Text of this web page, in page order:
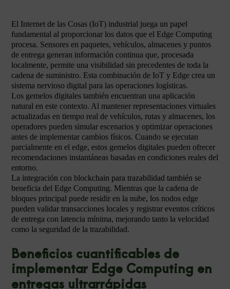
El Internet de las Cosas (IoT) industrial juega un papel
fundamental al proporcionar los datos que el Edge Computing
procesa. Sensores en paquetes, vehículos, almacenes y puntos
de entrega generan información continua que, procesada
localmente, permite una visibilidad sin precedentes de toda la
cadena de suministro. Esta combinación de IoT y Edge crea un
sistema nervioso digital para las operaciones logísticas.
Los gemelos digitales también encuentran una aplicación
natural en este contexto. Al mantener representaciones virtuales
actualizadas en tiempo real de vehículos, rutas y almacenes, los
operadores pueden simular escenarios y optimizar operaciones
antes de implementar cambios físicos. Cuando se ejecutan
parcialmente en el edge, estos gemelos digitales pueden ofrecer
recomendaciones instantáneas basadas en condiciones reales del
entorno.
La integración con blockchain para trazabilidad también se
beneficia del Edge Computing. Mientras que la cadena de
bloques principal puede residir en la nube, los nodos edge
pueden validar transacciones locales y registrar eventos críticos
de entrega con latencia mínima, mejorando tanto la velocidad
como la seguridad de la trazabilidad.
Beneficios cuantificables de
implementar Edge Computing en
entregas ultrarrápidas